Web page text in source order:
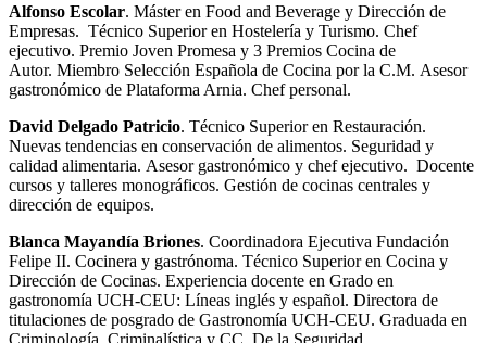
Alfonso Escolar. Máster en Food and Beverage y Dirección de
Empresas. Técnico Superior en Hostelería y Turismo. Chef
ejecutivo. Premio Joven Promesa y 3 Premios Cocina de
Autor. Miembro Selección Española de Cocina por la C.M. Asesor
gastronómico de Plataforma Arnia. Chef personal.
David Delgado Patricio. Técnico Superior en Restauración.
Nuevas tendencias en conservación de alimentos. Seguridad y
calidad alimentaria. Asesor gastronómico y chef ejecutivo. Docente
cursos y talleres monográficos. Gestión de cocinas centrales y
dirección de equipos.
Blanca Mayandía Briones. Coordinadora Ejecutiva Fundación
Felipe II. Cocinera y gastrónoma. Técnico Superior en Cocina y
Dirección de Cocinas. Experiencia docente en Grado en
gastronomía UCH-CEU: Líneas inglés y español. Directora de
titulaciones de posgrado de Gastronomía UCH-CEU. Graduada en
Criminología, Criminalística y CC. De la Seguridad.